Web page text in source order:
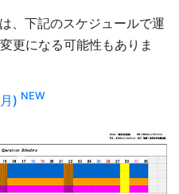
、下記のスケジュールで運
更になる可能性もありま
) NEW